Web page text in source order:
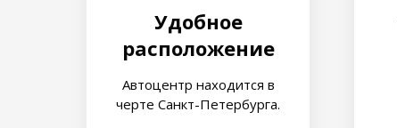
Удобное
расположение
Автоцентр находится в
черте Санкт-Петербурга.